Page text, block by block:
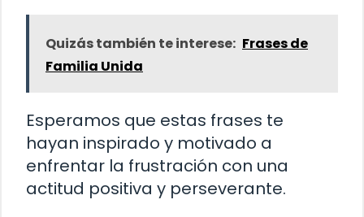
Quizás también te interese: Frases de
Familia Unida
Esperamos que estas frases te
hayan inspirado y motivado a
enfrentar la frustración con una
actitud positiva y perseverante.